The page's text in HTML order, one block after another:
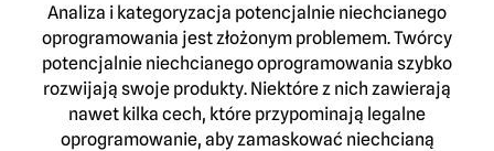
Analiza i kategoryzacja potencjalnie niechcianego
oprogramowania jest złożonym problemem. Twórcy
potencjalnie niechcianego oprogramowania szybko
rozwijają swoje produkty. Niektóre z nich zawierają
nawet kilka cech, które przypominają legalne
oprogramowanie, aby zamaskować niechcianą